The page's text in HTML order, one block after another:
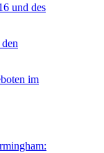
und des
im